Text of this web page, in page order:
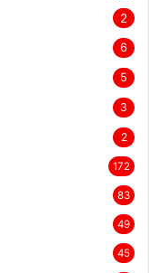
2
6
5
3
2
172
83
49
45